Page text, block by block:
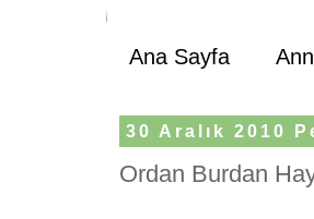
Ana Sayfa
30 Aralık 2010
Ordan Burdan